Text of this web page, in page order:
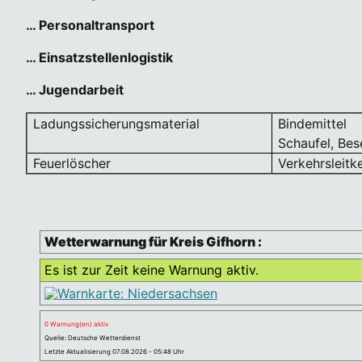
… Personaltransport
… Einsatzstellenlogistik
… Jugendarbeit
Ladungssicherungsmaterial
Bindemittel
Schaufel,
Feuerlöscher
Wetterwarnung für Kreis Gifhorn :
Es ist zur Zeit keine Warnung aktiv.
0 Warnung(en) aktiv
Quelle: Deutsche Wetterdienst
Letzte Aktualisierung 07.08.2026 - 05:48 Uhr